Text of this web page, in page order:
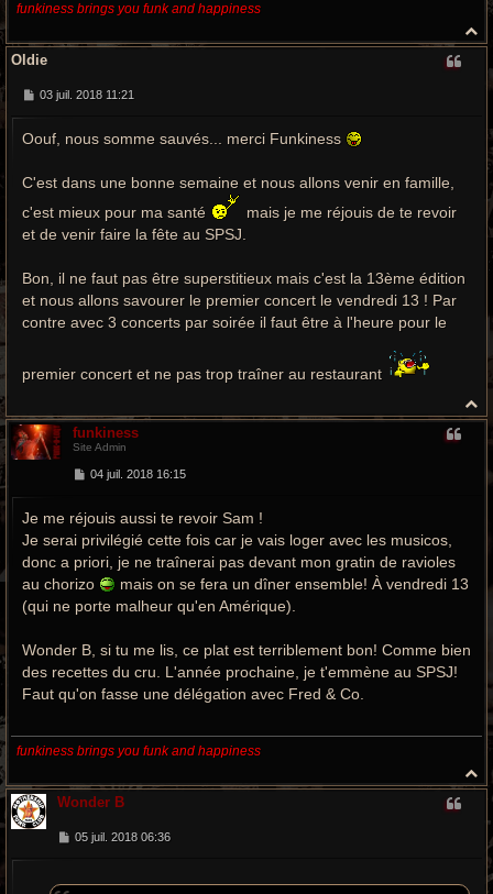
funkiness brings you funk and happiness
a
Oldie
M
s
e
03 juil. 2018 11:21
Oouf, nous somme sauvés... merci Funkiness
C'est dans une bonne semaine et nous allons venir en famille,
c'est mieux pour ma santé
mais je me réjouis de te revoir
et de venir faire la fête au SPSJ.
Bon, il ne faut pas être superstitieux mais c'est la 13ème édition
et nous allons savourer le premier concert le vendredi 13 ! Par
contre avec 3 concerts par soirée il faut être à l'heure pour le
premier concert et ne pas trop traîner au restaurant
a
funkiness
Site Admin
M
s
a
g
e
04 juil. 2018 16:15
Je me réjouis aussi te revoir Sam !
Je serai privilégié cette fois car je vais loger avec les musicos,
donc a priori, je ne traînerai pas devant mon gratin de ravioles
au chorizo
mais on se fera un dîner ensemble! À vendredi 13
(qui ne porte malheur qu'en Amérique).
Wonder B, si tu me lis, ce plat est terriblement bon! Comme bien
des recettes du cru. L'année prochaine, je t'emmène au SPSJ!
Faut qu'on fasse une délégation avec Fred & Co.
funkiness brings you funk and happiness
a
Wonder B
M
05 juil. 2018 06:36